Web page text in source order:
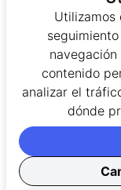
Lotería de
pozo de
Betsson
Betsson y
juego
Premios
película,
Utilizamos
contenido
analizar el
dónde